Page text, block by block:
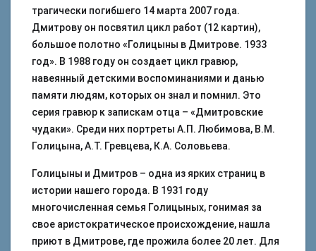
трагически погибшего 14 марта 2007 года.
Дмитрову он посвятил цикл работ (12 картин),
большое полотно «Голицыны в Дмитрове. 1933
год». В 1988 году он создает цикл гравюр,
навеянный детскими воспоминаниями и данью
памяти людям, которых он знал и помнил. Это
серия гравюр к запискам отца – «Дмитровские
чудаки». Среди них портреты А.П. Любимова, В.М.
Голицына, А.Т. Гревцева, К.А. Соловьева.
Голицыны и Дмитров – одна из ярких страниц в
истории нашего города. В 1931 году
многочисленная семья Голицыных, гонимая за
свое аристократическое происхождение, нашла
приют в Дмитрове, где прожила более 20 лет. Для